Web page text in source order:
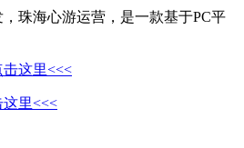
，珠海心游运营，是一款基于PC平
击这里<<<
里<<<